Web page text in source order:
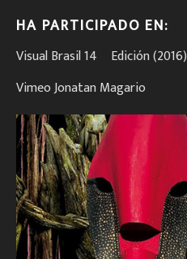
HA PARTICIPADO EN:
Visual Brasil 14º Edición (2016)
Vimeo Jonatan Magario